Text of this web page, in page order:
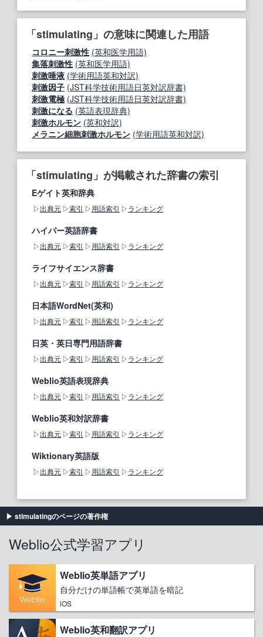
「stimulating」の意味に関連した用語
コロニー刺激性 (英和医学用語)
集落刺激性 (英和医学用語)
刺激唾液 (学術用語英和対訳)
刺激因子 (JST科学技術用語日英対訳辞書)
刺激電極 (JST科学技術用語日英対訳辞書)
刺激になる (英語表現辞典)
刺激ホルモン (英和対訳)
メラニン細胞刺激ホルモン (学術用語英和対訳)
「stimulating」が掲載された辞書の索引
Eゲイト英和辞典
出典元 索引 用語索引 ランキング
ハイパー英語辞書
出典元 索引 用語索引 ランキング
ライフサイエンス辞書
出典元 索引 用語索引 ランキング
日本語WordNet(英和)
出典元 索引 用語索引 ランキング
日英・英日専門用語辞書
出典元 索引 用語索引 ランキング
Weblio英語表現辞典
出典元 索引 用語索引 ランキング
Weblio英和対訳辞書
出典元 索引 用語索引 ランキング
Wiktionary英語版
出典元 索引 用語索引 ランキング
stimulatingのページの著作権
Weblio公式学習アプリ
Weblio英単語アプリ
自分だけの単語帳で英単語を暗記
iOS
Weblio英和翻訳アプリ